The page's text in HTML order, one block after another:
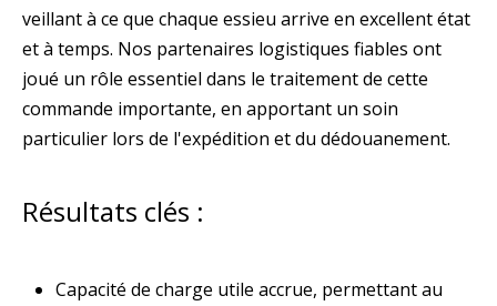
veillant à ce que chaque essieu arrive en excellent état
et à temps. Nos partenaires logistiques fiables ont
joué un rôle essentiel dans le traitement de cette
commande importante, en apportant un soin
particulier lors de l'expédition et du dédouanement.
Résultats clés :
Capacité de charge utile accrue, permettant au